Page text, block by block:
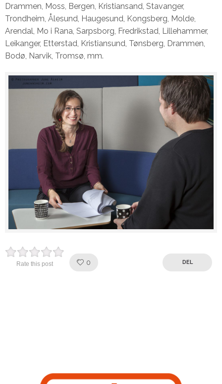
Drammen, Moss, Bergen, Kristiansand, Stavanger,
Trondheim, Ålesund, Haugesund, Kongsberg, Molde,
Arendal, Mo i Rana, Sarpsborg, Fredrikstad, Lillehammer,
Leikanger, Etterstad, Kristiansund, Tønsberg, Drammen,
Bodø, Narvik, Tromsø, mm.
Rate this post 0 DEL